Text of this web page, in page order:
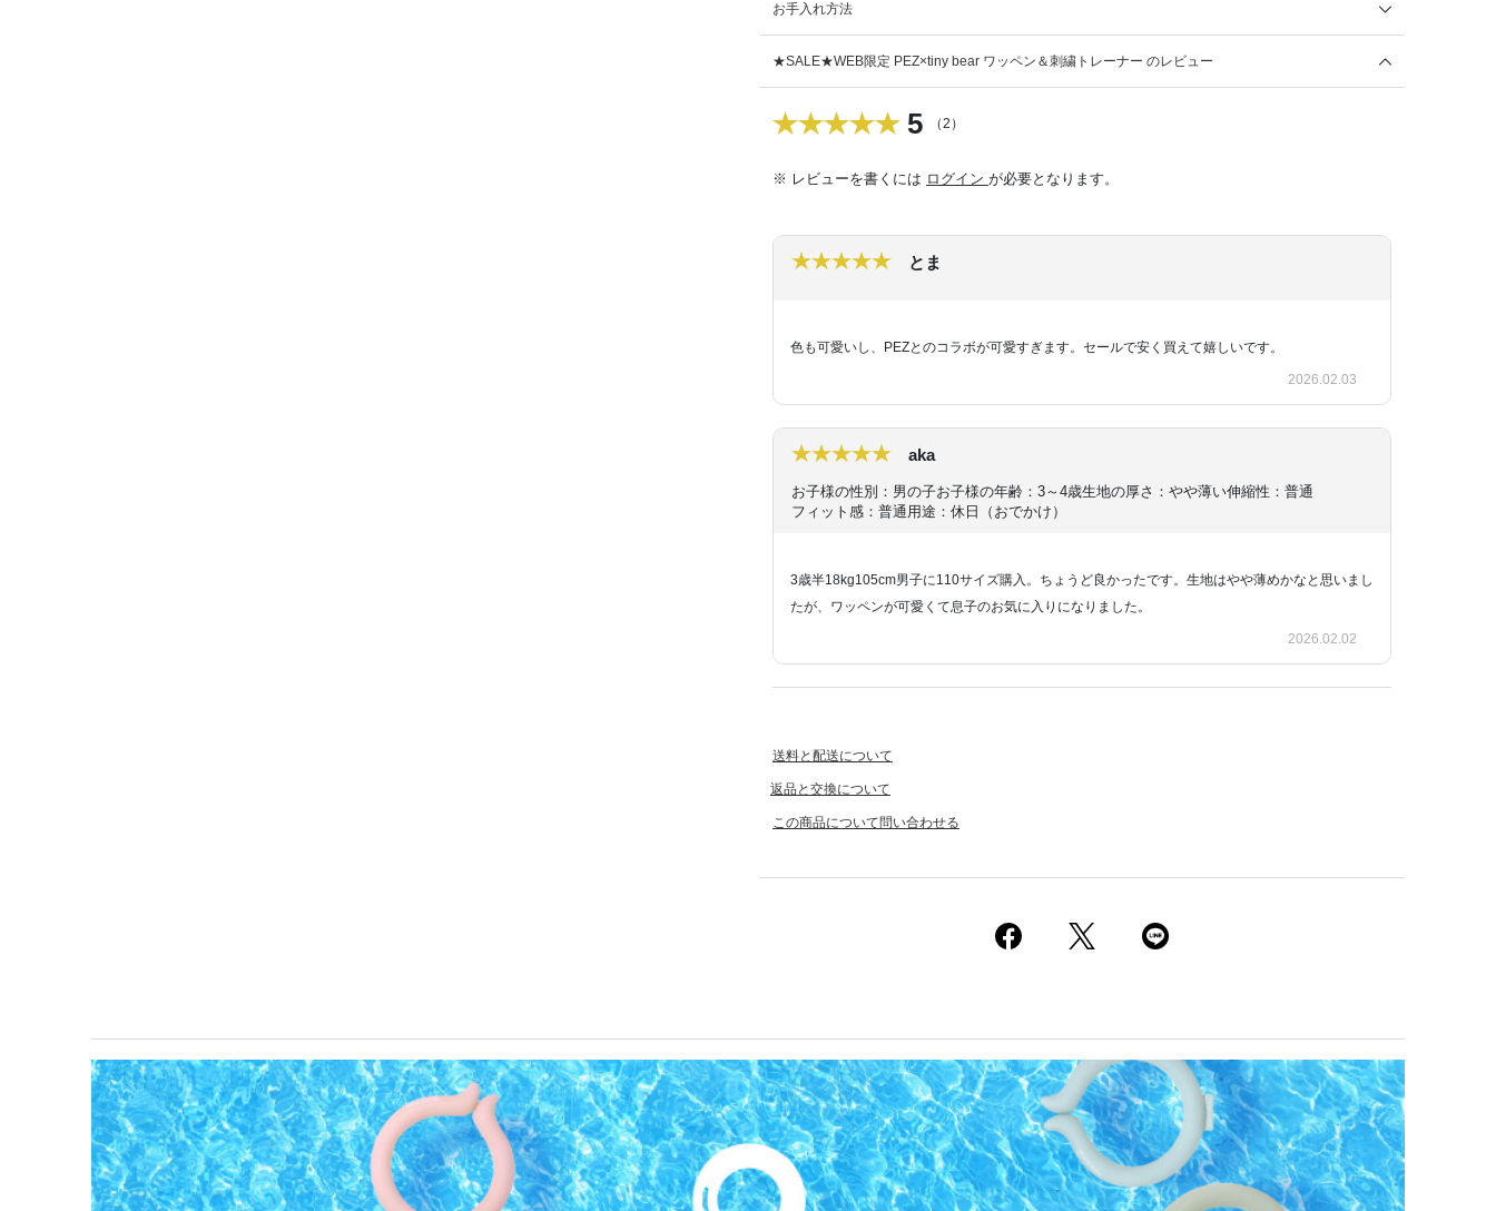
お手入れ方法
★SALE★WEB限定 PEZ×tiny bear ワッペン＆刺繍トレーナー のレビュー
5 （2）
※ レビューを書くには ログイン が必要となります。
とま
色も可愛いし、PEZとのコラボが可愛すぎます。セールで安く買えて嬉しいです。
2026.02.03
aka
お子様の性別：男の子お子様の年齢：3～4歳生地の厚さ：やや薄い伸縮性：普通
フィット感：普通用途：休日（おでかけ）
3歳半18kg105cm男子に110サイズ購入。ちょうど良かったです。生地はやや薄めかなと思いまし
たが、ワッペンが可愛くて息子のお気に入りになりました。
2026.02.02
送料と配送について
返品と交換について
この商品について問い合わせる